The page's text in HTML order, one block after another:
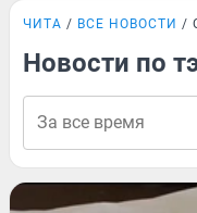
ЧИТА ВСЕ НОВОСТИ
Новости по